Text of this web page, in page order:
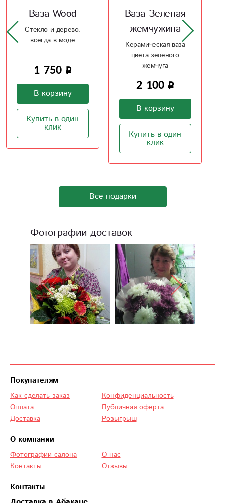
Ваза Wood
Стекло и дерево,
всегда в моде
1 750
В корзину
Купить в один
клик
Ваза Зеленая
жемчужина
Керамическая ваза
цвета зеленого
жемчуга
2 100
В корзину
Купить в один
клик
Все подарки
Фотографии доставок
Контакты
Покупателям
Как сделать заказ
Оплата
Доставка
Конфиденциальность
Публичная оферта
Розыгрыш
О компании
Фотографии салона
Контакты
О нас
Отзывы